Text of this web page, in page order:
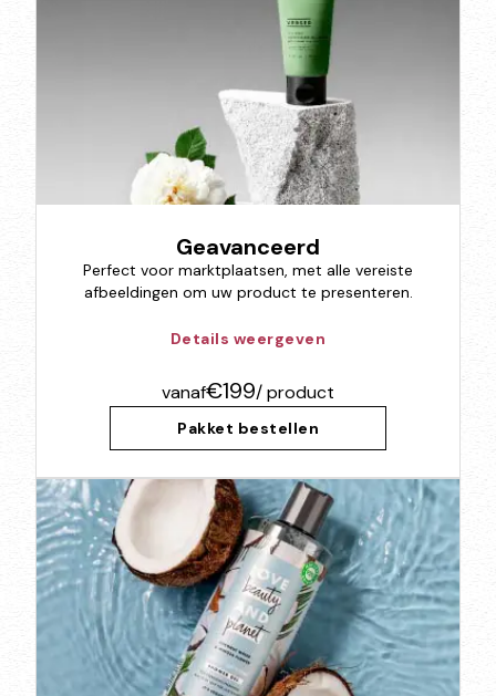
Geavanceerd
Perfect voor marktplaatsen, met alle vereiste
afbeeldingen om uw product te presenteren.
vanaf€199/ product
Pakket bestellen
Details weergeven